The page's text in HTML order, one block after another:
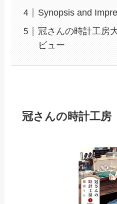
Synopsis and
冠さんの時計工房
ビュー
冠さんの時計工